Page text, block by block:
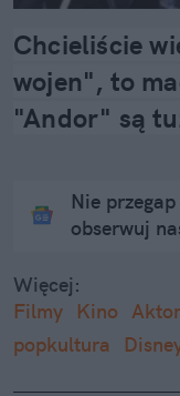
Chcieliście
wojen", to
"Andor" są
Nie
obserwuj
Więcej:
Filmy
Kino
popkultura